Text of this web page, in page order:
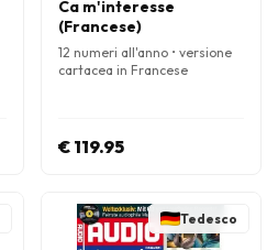
Ca m'interesse
(Francese)
12 numeri all'anno • versione
cartacea in Francese
€ 119.95
Tedesco